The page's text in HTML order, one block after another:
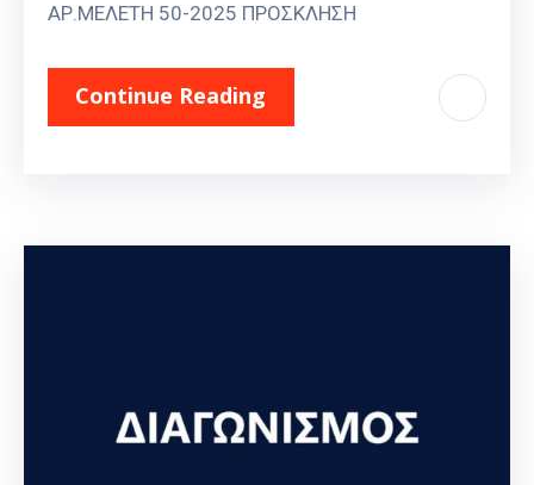
ΑΡ.ΜΕΛΕΤΗ 50-2025 ΠΡΟΣΚΛΗΣΗ
Continue Reading